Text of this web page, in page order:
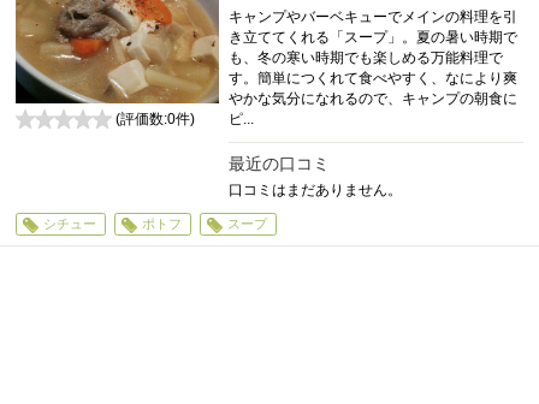
キャンプやバーベキューでメインの料理を引
き立ててくれる「スープ」。夏の暑い時期で
も、冬の寒い時期でも楽しめる万能料理で
す。簡単につくれて食べやすく、なにより爽
やかな気分になれるので、キャンプの朝食に
ピ...
最近の口コミ
口コミはまだありません。
(評価数:0件)
シチュー ポトフ スープ